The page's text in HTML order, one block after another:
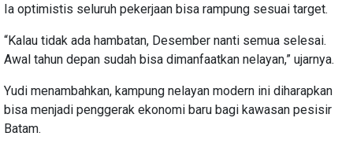
Ia optimistis seluruh pekerjaan bisa rampung sesuai target.
“Kalau tidak ada hambatan, Desember nanti semua selesai.
Awal tahun depan sudah bisa dimanfaatkan nelayan,” ujarnya.
Yudi menambahkan, kampung nelayan modern ini diharapkan
bisa menjadi penggerak ekonomi baru bagi kawasan pesisir
Batam.